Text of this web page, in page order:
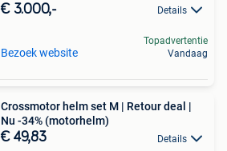
€ 3.000,- Details
Bezoek website
Topadvertentie
Vandaag
Crossmotor helm set M | Retour deal |
Nu -34% (motorhelm)
€ 49,83 Details